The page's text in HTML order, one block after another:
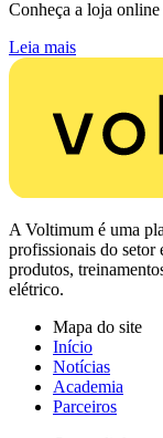
Conheça a loja
Leia mais
A Voltimum é uma
profissionais do setor
produtos,
elétrico.
Mapa do site
Início
Notícias
Academia
Parceiros